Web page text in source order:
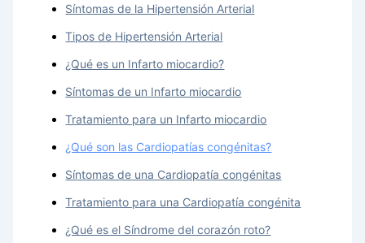
Síntomas de la Hipertensión Arterial
Tipos de Hipertensión Arterial
¿Qué es un Infarto miocardio?
Síntomas de un Infarto miocardio
Tratamiento para un Infarto miocardio
¿Qué son las Cardiopatías congénitas?
Síntomas de una Cardiopatía congénitas
Tratamiento para una Cardiopatía congénita
¿Qué es el Síndrome del corazón roto?